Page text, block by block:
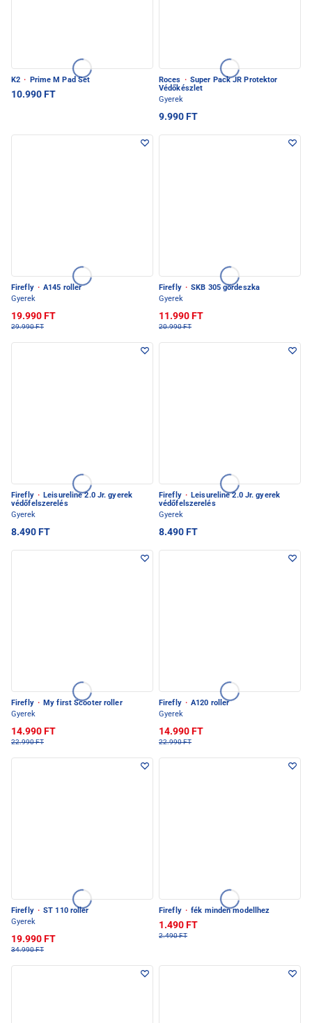
K2 · Prime M Pad Set
10.990 FT
Roces · Super Pack JR Protektor
Védőkészlet
Gyerek
9.990 FT
Firefly · A145 roller
Gyerek
19.990 FT
29.990 FT
Firefly · SKB 305 gördeszka
Gyerek
11.990 FT
20.990 FT
Firefly · Leisureline 2.0 Jr. gyerek
védőfelszerelés
Gyerek
8.490 FT
Firefly · Leisureline 2.0 Jr. gyerek
védőfelszerelés
Gyerek
8.490 FT
Firefly · My first Scooter roller
Gyerek
14.990 FT
22.990 FT
Firefly · A120 roller
Gyerek
14.990 FT
22.990 FT
Firefly · ST 110 roller
Gyerek
19.990 FT
34.990 FT
Firefly · fék minden modellhez
1.490 FT
2.490 FT